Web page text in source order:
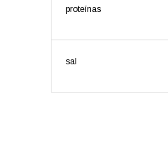
proteínas
sal